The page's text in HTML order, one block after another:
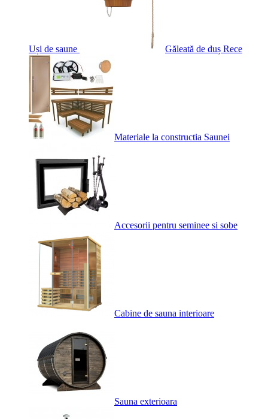
Uși de saune Găleată de duș Rece
Materiale la constructia Saunei
Accesorii pentru seminee si sobe
Cabine de sauna interioare
Sauna exterioara